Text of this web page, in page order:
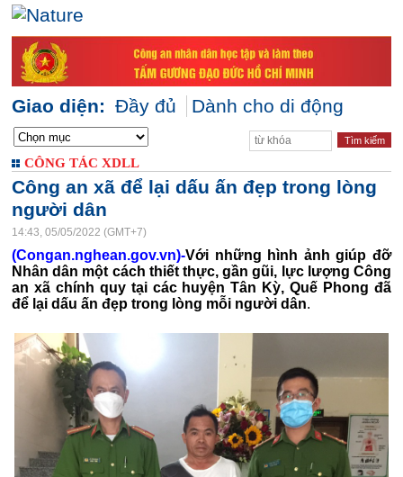
Giao diện: Đầy đủ Dành cho di động
CÔNG TÁC XDLL
Công an xã để lại dấu ấn đẹp trong lòng
người dân
14:43, 05/05/2022 (GMT+7)
(Congan.nghean.gov.vn)-Với những hình ảnh giúp đỡ
Nhân dân một cách thiết thực, gần gũi, lực lượng Công
an xã chính quy tại các huyện Tân Kỳ, Quế Phong đã
để lại dấu ấn đẹp trong lòng mỗi người dân.